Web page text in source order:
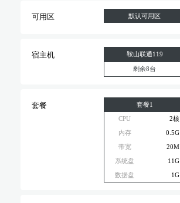
可用区 默认可用区
宿主机 鞍山联通119
剩余8台
套餐 套餐1
CPU
2核
内存
0.5G
带宽
20M
系统盘
11G
数据盘
1G